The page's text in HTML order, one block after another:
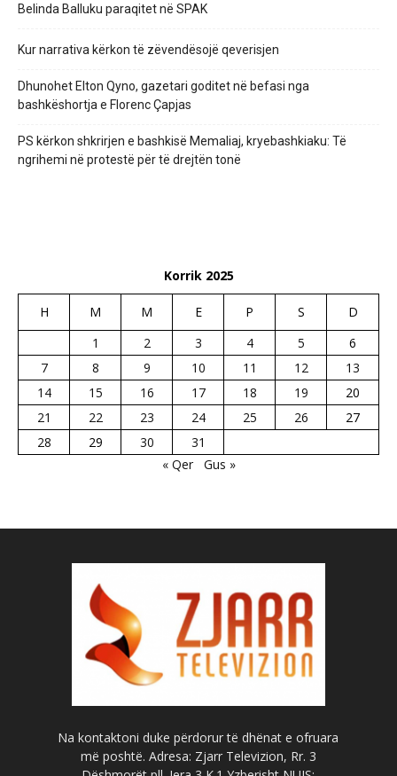
Belinda Balluku paraqitet në SPAK
Kur narrativa kërkon të zëvendësojë qeverisjen
Dhunohet Elton Qyno, gazetari goditet në befasi nga
bashkëshortja e Florenc Çapjas
PS kërkon shkrirjen e bashkisë Memaliaj, kryebashkiaku: Të
ngrihemi në protestë për të drejtën tonë
Korrik 2025
H M M E P S
D
1
2 3 4 5
6
7
8 9 10 11 12
13
14
15 16 17 18 19
20
21
22 23 24 25 26
27
28
29 30
31
« Qer
Gus »
Na kontaktoni duke përdorur të dhënat e ofruara
më poshtë. Adresa: Zjarr Televizion, Rr. 3